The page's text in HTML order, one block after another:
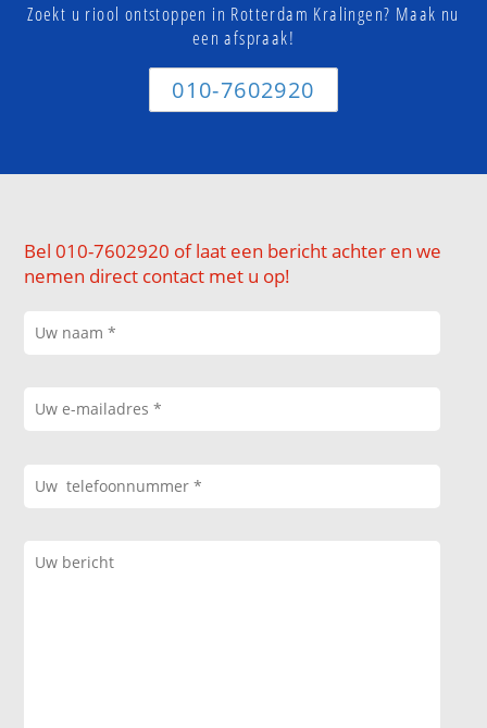
Zoekt u riool ontstoppen in Rotterdam Kralingen? Maak nu
een afspraak!
010-7602920
Bel 010-7602920 of laat een bericht achter en we
nemen direct contact met u op!